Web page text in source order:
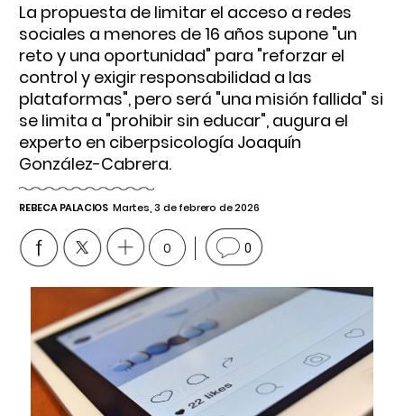
La propuesta de limitar el acceso a redes
sociales a menores de 16 años supone "un
reto y una oportunidad" para "reforzar el
control y exigir responsabilidad a las
plataformas", pero será "una misión fallida" si
se limita a "prohibir sin educar", augura el
experto en ciberpsicología Joaquín
González-Cabrera.
REBECA PALACIOS Martes, 3 de febrero de 2026
0 0